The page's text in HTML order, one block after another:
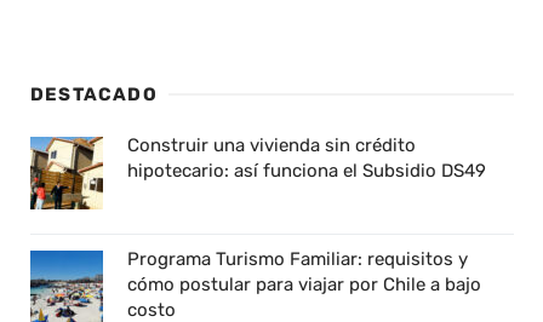
DESTACADO
Construir una vivienda sin crédito
hipotecario: así funciona el Subsidio DS49
Programa Turismo Familiar: requisitos y
cómo postular para viajar por Chile a bajo
costo